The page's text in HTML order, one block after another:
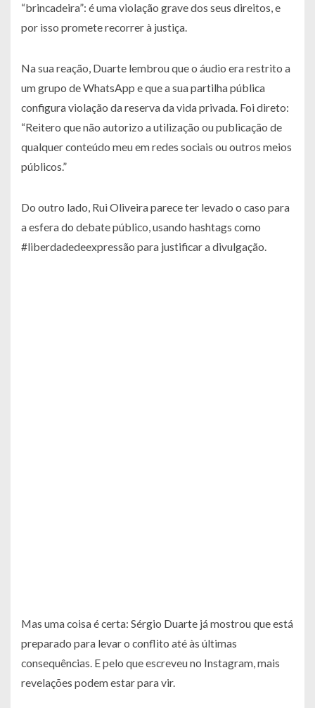
“brincadeira”: é uma violação grave dos seus direitos, e
por isso promete recorrer à justiça.
Na sua reação, Duarte lembrou que o áudio era restrito a
um grupo de WhatsApp e que a sua partilha pública
configura violação da reserva da vida privada. Foi direto:
“Reitero que não autorizo a utilização ou publicação de
qualquer conteúdo meu em redes sociais ou outros meios
públicos.”
Do outro lado, Rui Oliveira parece ter levado o caso para
a esfera do debate público, usando hashtags como
#liberdadedeexpressão para justificar a divulgação.
Mas uma coisa é certa: Sérgio Duarte já mostrou que está
preparado para levar o conflito até às últimas
consequências. E pelo que escreveu no Instagram, mais
revelações podem estar para vir.